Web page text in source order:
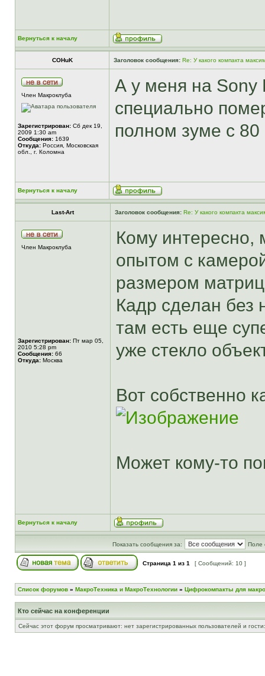
Вернуться к началу
COHuK Заголовок сообщения: Re: У какого компакта
Член Макроклуба
Зарегистрирован: Сб дек 19,
2009 1:30 am
Сообщения: 1639
Откуда: Россия, Московская
обл., г. Коломна
А у меня на Sony
специально
полном зуме с 80
Вернуться к началу
Last-Art Заголовок сообщения: Re: У какого компакта
Член Макроклуба
Зарегистрирован: Пт мар 05,
2010 5:28 pm
Сообщения: 66
Откуда: Москва
Кому интересно,
опытом с
размером
Кадр сделан без
там есть еще
уже стекло
Вот собственно
Может кому-то
Вернуться к началу
Показать сообщения за: Поле
Страница 1 из 1 [ Сообщений: 10 ]
Список форумов » МакроТехника и МакроТехнологии » Цифрокомпакты для
Кто сейчас на конференции
Сейчас этот форум просматривают: нет зарегистрированных пользователей и